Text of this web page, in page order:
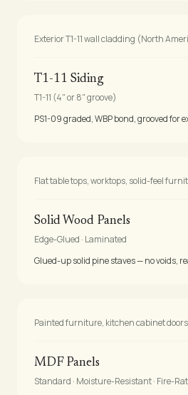
Exterior T1-11 wall cladding (North
T1-11 Siding
T1-11 (4" or 8" groove)
PS1-09 graded, WBP bond, grooved for
Flat table tops, worktops, solid-feel
Solid Wood Panels
Edge-Glued · Laminated
Glued-up solid pine staves — no voids,
Painted furniture, kitchen cabinet
MDF Panels
Standard · Moisture-Resistant · Fire-